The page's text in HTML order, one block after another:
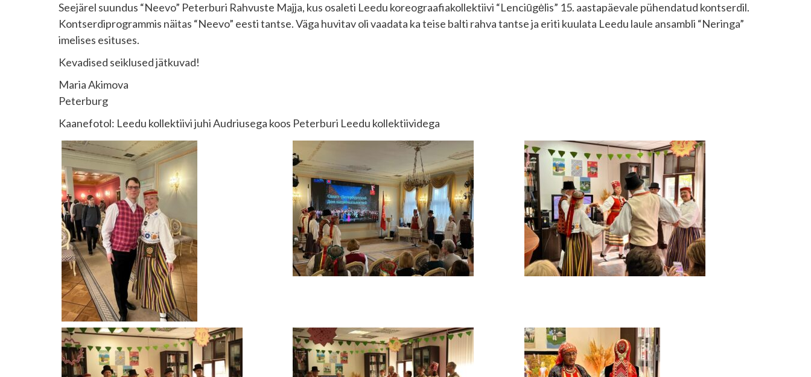
Seejärel suundus “Neevo” Peterburi Rahvuste Majja, kus osaleti Leedu koreograafiakollektiivi “Lenciūgėlis” 15. aastapäevale pühendatud kontserdil.
Kontserdiprogrammis näitas “Neevo” eesti tantse. Väga huvitav oli vaadata ka teise balti rahva tantse ja eriti kuulata Leedu laule ansambli “Neringa”
imelises esituses.
Kevadised seiklused jätkuvad!
Maria Akimova
Peterburg
Kaanefotol: Leedu kollektiivi juhi Audriusega koos Peterburi Leedu kollektiividega